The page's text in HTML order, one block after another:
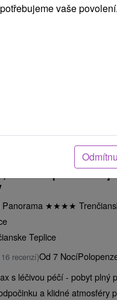
od2
zdraví a pohoda
Panorama ★★★★
Teplice
recenzí)Od 7 Nocí
s léčivou péčí - pobyt plný
a klidné atmosféry
vaše povolení.